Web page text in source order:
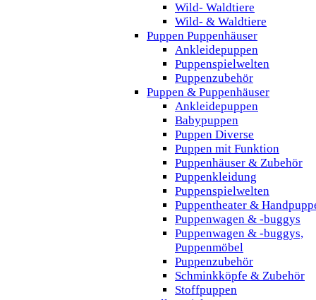
Wild- Waldtiere
Wild- & Waldtiere
Puppen Puppenhäuser
Ankleidepuppen
Puppenspielwelten
Puppenzubehör
Puppen & Puppenhäuser
Ankleidepuppen
Babypuppen
Puppen Diverse
Puppen mit Funktion
Puppenhäuser & Zubehör
Puppenkleidung
Puppenspielwelten
Puppentheater &
Puppenwagen & -buggys
Puppenwagen & -buggys,
Puppenmöbel
Puppenzubehör
Schminkköpfe & Zubehör
Stoffpuppen